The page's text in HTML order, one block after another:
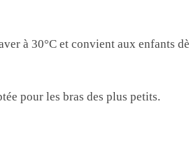
à 30°C et convient aux enfants
pour les bras des plus petits.